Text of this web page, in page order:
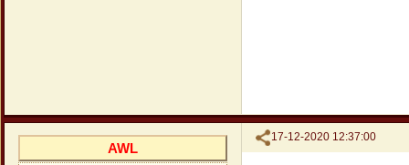
Поделиться
17-12-2020 12:37:00
AWL